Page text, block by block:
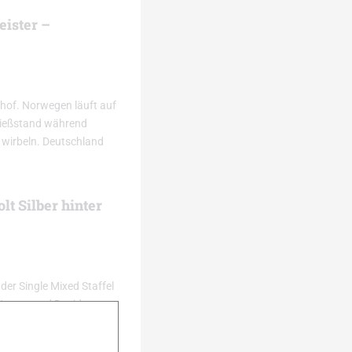
–
Norwegen läuft auf
während
Deutschland
Silber hinter
Single Mixed Staffel
und David
Bronze für Italien